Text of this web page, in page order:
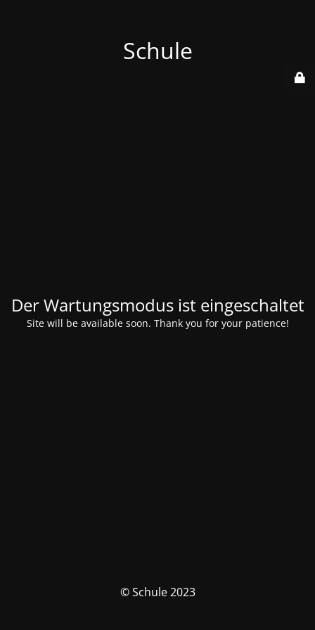
Schule
Der Wartungsmodus ist eingeschaltet
Site will be available soon. Thank you for your patience!
© Schule 2023